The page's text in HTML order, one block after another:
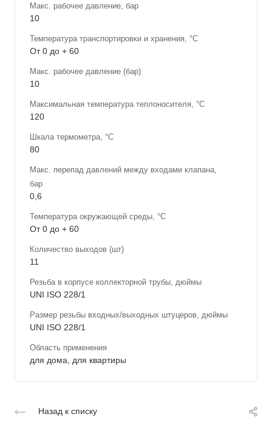
Макс. рабочее давление, бар
10
Температура транспортировки и хранения, °С
От 0 до + 60
Макс. рабочее давление (бар)
10
Максимальная температура теплоносителя, °С
120
Шкала термометра, °С
80
Макс. перепад давлений между входами клапана,
бар
0,6
Температура окружающей среды, °С
От 0 до + 60
Количество выходов (шт)
11
Резьба в корпусе коллекторной трубы, дюймы
UNI ISO 228/1
Размер резьбы входных/выходных штуцеров, дюймы
UNI ISO 228/1
Область применения
для дома, для квартиры
Назад к списку